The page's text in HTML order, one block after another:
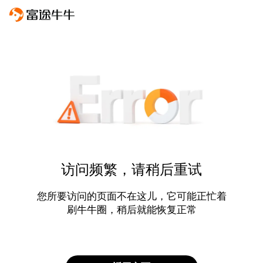
访问频繁，请稍后重试
您所要访问的页面不在这儿，它可能正忙着
刷牛牛圈，稍后就能恢复正常